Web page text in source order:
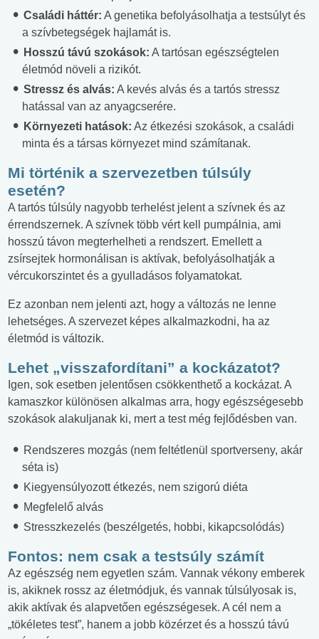
Családi háttér: A genetika befolyásolhatja a testsúlyt és
a szívbetegségek hajlamát is.
Hosszú távú szokások: A tartósan egészségtelen
életmód növeli a rizikót.
Stressz és alvás: A kevés alvás és a tartós stressz
hatással van az anyagcserére.
Környezeti hatások: Az étkezési szokások, a családi
minta és a társas környezet mind számítanak.
Mi történik a szervezetben túlsúly
esetén?
A tartós túlsúly nagyobb terhelést jelent a szívnek és az
érrendszernek. A szívnek több vért kell pumpálnia, ami
hosszú távon megterhelheti a rendszert. Emellett a
zsírsejtek hormonálisan is aktívak, befolyásolhatják a
vércukorszintet és a gyulladásos folyamatokat.
Ez azonban nem jelenti azt, hogy a változás ne lenne
lehetséges. A szervezet képes alkalmazkodni, ha az
életmód is változik.
Lehet „visszafordítani” a kockázatot?
Igen, sok esetben jelentősen csökkenthető a kockázat. A
kamaszkor különösen alkalmas arra, hogy egészségesebb
szokások alakuljanak ki, mert a test még fejlődésben van.
Rendszeres mozgás (nem feltétlenül sportverseny, akár
séta is)
Kiegyensúlyozott étkezés, nem szigorú diéta
Megfelelő alvás
Stresszkezelés (beszélgetés, hobbi, kikapcsolódás)
Fontos: nem csak a testsúly számít
Az egészség nem egyetlen szám. Vannak vékony emberek
is, akiknek rossz az életmódjuk, és vannak túlsúlyosak is,
akik aktívak és alapvetően egészségesek. A cél nem a
„tökéletes test”, hanem a jobb közérzet és a hosszú távú